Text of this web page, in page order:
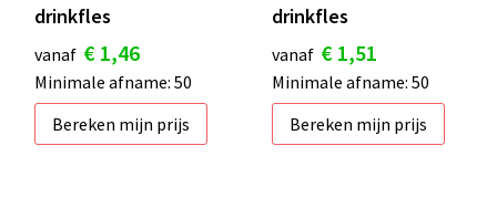
drinkfles
vanaf € 1,46
Minimale afname: 50
Bereken mijn prijs
drinkfles
vanaf € 1,51
Minimale afname: 50
Bereken mijn prijs